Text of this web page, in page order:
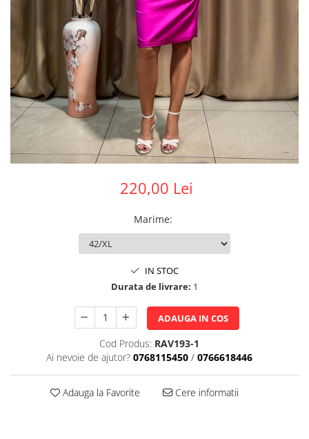
220,00 Lei
Marime:
IN STOC
Durata de livrare: 1
ADAUGA IN COS
Cod Produs: RAV193-1
Ai nevoie de ajutor? 0768115450 / 0766618446
Adauga la Favorite Cere informatii